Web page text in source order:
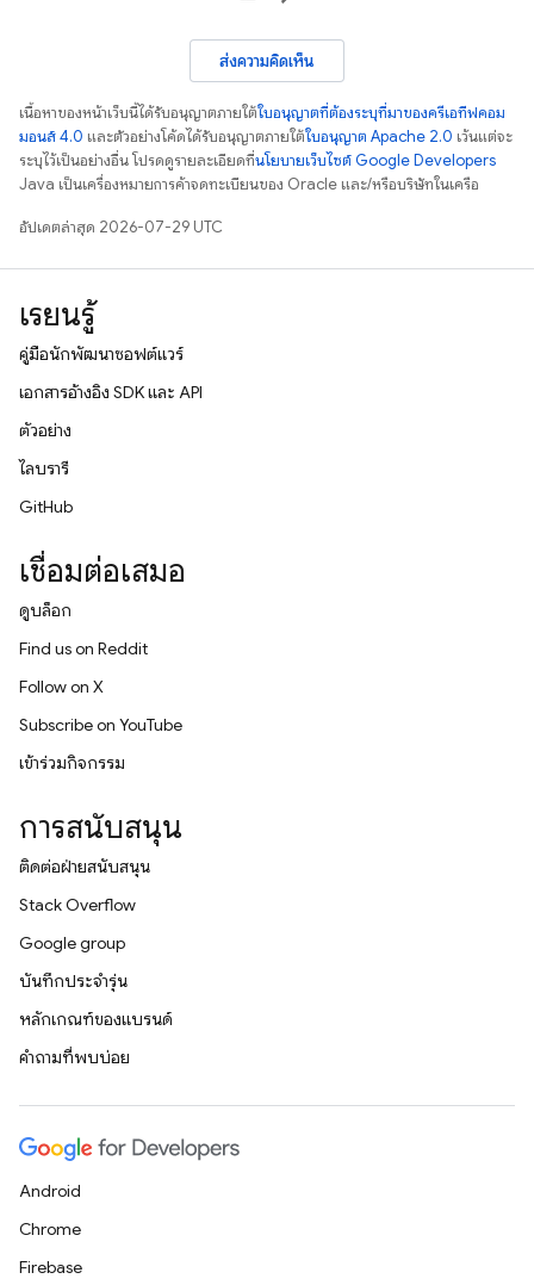
ส่งความคิดเห็น
เนื้อหาของหน้าเว็บนี้ได้รับอนุญาตภายใต้ใบอนุญาตที่ต้องระบุที่มาของครีเอทีฟคอม
มอนส์ 4.0 และตัวอย่างโค้ดได้รับอนุญาตภายใต้ใบอนุญาต Apache 2.0 เว้นแต่จะ
ระบุไว้เป็นอย่างอื่น โปรดดูรายละเอียดที่นโยบายเว็บไซต์ Google Developers
Java เป็นเครื่องหมายการค้าจดทะเบียนของ Oracle และ/หรือบริษัทในเครือ
อัปเดตล่าสุด 2026-07-29 UTC
เรียนรู้
คู่มือนักพัฒนาซอฟต์แวร์
เอกสารอ้างอิง SDK และ API
ตัวอย่าง
ไลบรารี
GitHub
เชื่อมต่อเสมอ
ดูบล็อก
Find us on Reddit
Follow on X
Subscribe on YouTube
เข้าร่วมกิจกรรม
การสนับสนุน
ติดต่อฝ่ายสนับสนุน
Stack Overflow
Google group
บันทึกประจำรุ่น
หลักเกณฑ์ของแบรนด์
คำถามที่พบบ่อย
Android
Chrome
Firebase